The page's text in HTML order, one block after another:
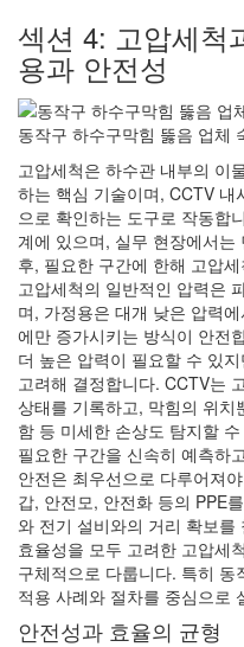
섹션 4: 고압세척
용과 안전성
동작구 하수구막힘 뚫음 업체
고압세척은 하수관 내부의 이
하는 핵심 기술이며, CCTV 내
으로 확인하는 도구로 작동합
계에 있으며, 실무 현장에서
후, 필요한 구간에 한해 고압
고압세척의 일반적인 압력은
며, 가정용은 대개 낮은 압력
에만 증가시키는 방식이 안전
더 높은 압력이 필요할 수 있
고려해 결정합니다. CCTV는
상태를 기록하고, 막힘의 위
함 등 미세한 손상도 탐지할
필요한 구간을 신속히 예측하
안전은 최우선으로 다루어져
갑, 안전모, 안전화 등의 PPE
와 전기 설비와의 거리 확보
효율성을 모두 고려한 고압세
구체적으로 다룹니다. 특히
적용 사례와 절차를 중심으로
안전성과 효율의 균형